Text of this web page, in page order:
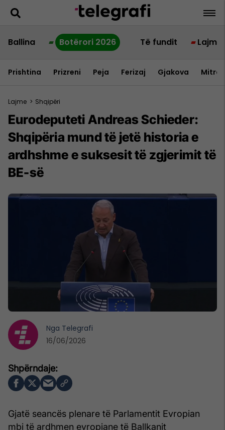
Ballina Botërori 2026 Të fundit Lajme
Prishtina Prizreni Peja Ferizaj Gjakova
Lajme > Shqipëri
Eurodeputeti Andreas Schieder:
Shqipëria mund të jetë historia e
ardhshme e suksesit të zgjerimit të
BE-së
Gjatë seancës plenare të Parlamentit Evropian
mbi të ardhmen evropiane të Ballkanit
Nga Telegrafi
16/06/2026